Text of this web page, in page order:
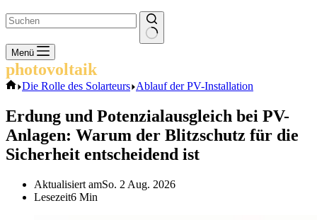
Keine
Ergebnisse
Menü
photovoltaik
Start
Die Rolle des Solarteurs Ablauf der PV-Installation
Erdung und Potenzialausgleich bei PV-
Anlagen: Warum der Blitzschutz für die
Sicherheit entscheidend ist
Aktualisiert amSo. 2 Aug. 2026
Lesezeit6 Min